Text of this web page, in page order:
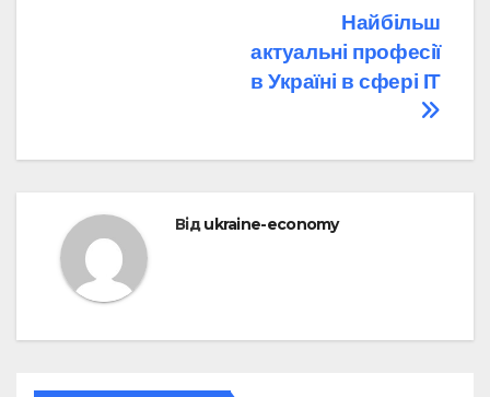
Найбільш
актуальні професії
в Україні в сфері IT
Відukraine-economy